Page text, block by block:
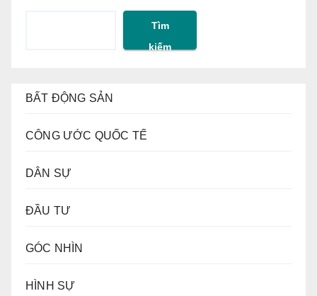
Tìm
kiếm
BẤT ĐỘNG SẢN
CÔNG ƯỚC QUỐC TẾ
DÂN SỰ
ĐẦU TƯ
GÓC NHÌN
HÌNH SỰ